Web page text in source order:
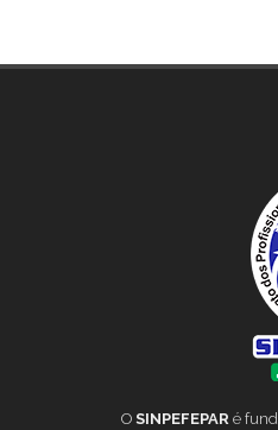
O SINPEFEPAR é